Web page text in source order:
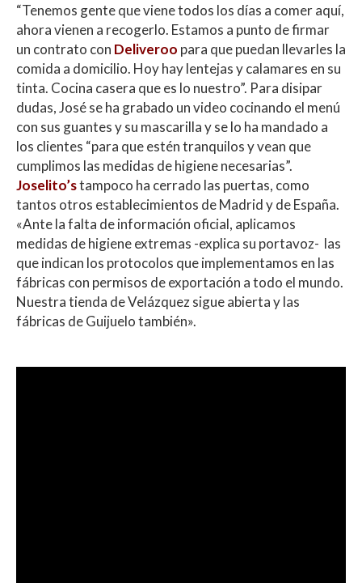
“Tenemos gente que viene todos los días a comer aquí,
ahora vienen a recogerlo. Estamos a punto de firmar
un contrato con Deliveroo para que puedan llevarles la
comida a domicilio. Hoy hay lentejas y calamares en su
tinta. Cocina casera que es lo nuestro”. Para disipar
dudas, José se ha grabado un video cocinando el menú
con sus guantes y su mascarilla y se lo ha mandado a
los clientes “para que estén tranquilos y vean que
cumplimos las medidas de higiene necesarias”.
Joselito’stampoco ha cerrado las puertas, como
tantos otros establecimientos de Madrid y de España.
«Ante la falta de información oficial, aplicamos
medidas de higiene extremas -explica su portavoz- las
que indican los protocolos que implementamos en las
fábricas con permisos de exportación a todo el mundo.
Nuestra tienda de Velázquez sigue abierta y las
fábricas de Guijuelo también».